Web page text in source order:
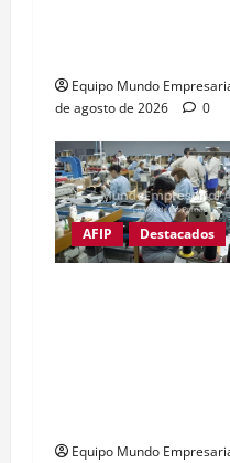
Equipo Mundo
de agosto de 2026
0
AFIP Destacados
Equipo Mundo